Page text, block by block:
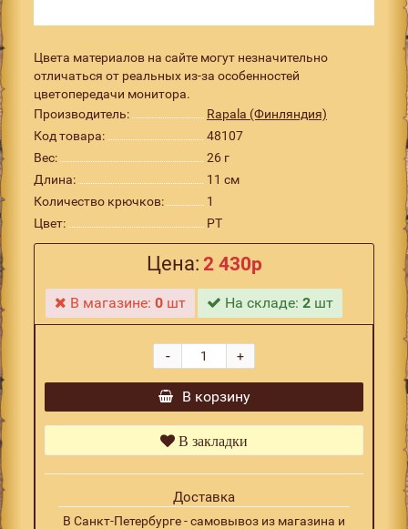
Цвета материалов на сайте могут незначительно
отличаться от реальных из-за особенностей
цветопередачи монитора.
Производитель:
Rapala (Финляндия)
Код товара:
48107
Вес:
26 г
Длина:
11 см
Количество крючков:
1
Цвет:
PT
Цена: 2 430р
В магазине:0 шт На складе:2 шт
+
-
В корзину
В закладки
Доставка
В Санкт-Петербурге - самовывоз из магазина и